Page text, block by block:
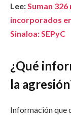
Lee: Suman
incorporados
Sinaloa: SEPyC
¿Qué
la
Información que